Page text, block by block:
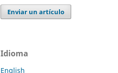
Enviar un artículo
Idioma
English